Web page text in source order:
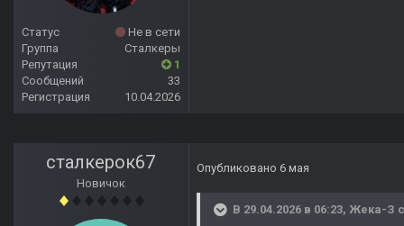
Статус
Не в сети
Группа
Сталкеры
Репутация
1
Сообщений
33
Регистрация
10.04.2026
сталкерок67
Новичок
Опубликовано 6 мая
В 29.04.2026 в 06:23, Жека-З